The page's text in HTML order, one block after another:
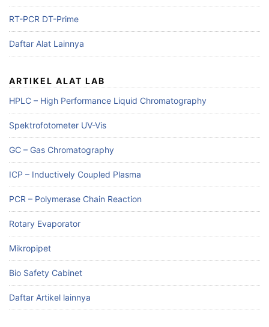
RT-PCR DT-Prime
Daftar Alat Lainnya
ARTIKEL ALAT LAB
HPLC – High Performance Liquid Chromatography
Spektrofotometer UV-Vis
GC – Gas Chromatography
ICP – Inductively Coupled Plasma
PCR – Polymerase Chain Reaction
Rotary Evaporator
Mikropipet
Bio Safety Cabinet
Daftar Artikel lainnya